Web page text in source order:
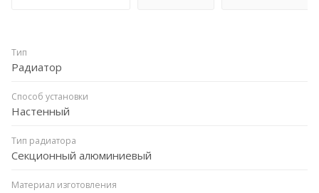
Тип
Радиатор
Способ установки
Настенный
Тип радиатора
Секционный алюминиевый
Материал изготовления